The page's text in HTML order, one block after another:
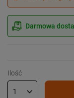
Darmowa
Ilość